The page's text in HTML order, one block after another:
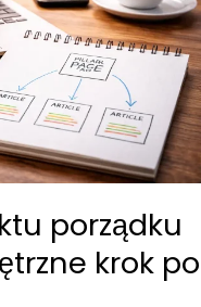
porządku
krok po